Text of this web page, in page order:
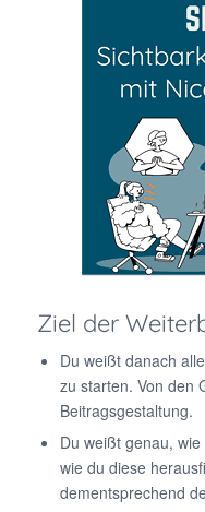
Ziel der
Du weißt danach
zu starten. Von den
Beitragsgestaltung.
Du weißt genau,
wie du diese
dementsprechend